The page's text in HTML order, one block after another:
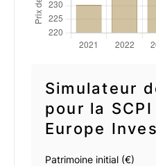
Simulateur
pour la
Europe
Patrimoine initial (€)